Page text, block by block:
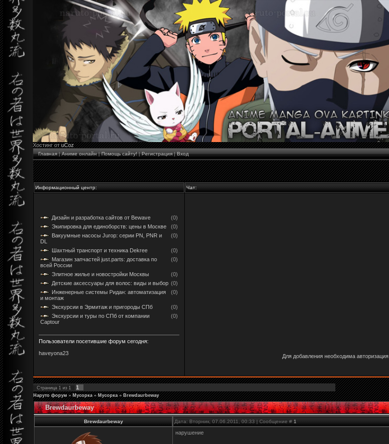
Хостинг отuCoz
Главная|Аниме онлайн|Помощь сайту!|Регистрация|Вход
Информационный центр: Чат:
Дизайн и разработка сайтов от Bewave
(0)
Экипировка для единоборств: цены в Москве
(0)
Вакуумные насосы Jurop: серии PN, PNR и
DL
(0)
Шахтный транспорт и техника Dekree
(0)
Магазин запчастей just.parts: доставка по
всей России
(0)
Элитное жилье и новостройки Москвы
(0)
Детские аксессуары для волос: виды и выбор (0)
Инженерные системы Ридан: автоматизация
и монтаж
(0)
Экскурсии в Эрмитаж и пригороды СПб
(0)
Экскурсии и туры по СПб от компании
Captour
(0)
Пользователи посетившие форум сегодня:
haveyona23
Для добавления необходима авторизация
Страница 1 из 1 1
Наруто форум » Мусорка » Мусорка » Brewdaurbeway
Brewdaurbeway
Brewdaurbeway Дата: Вторник, 07.06.2011, 00:33 | Сообщение # 1
нарушение